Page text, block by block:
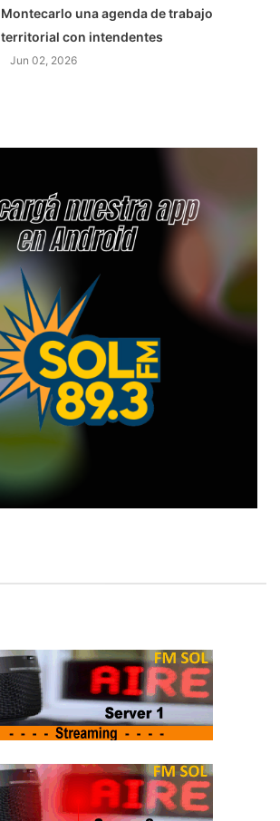
Montecarlo una agenda de trabajo
territorial con intendentes
Jun 02, 2026